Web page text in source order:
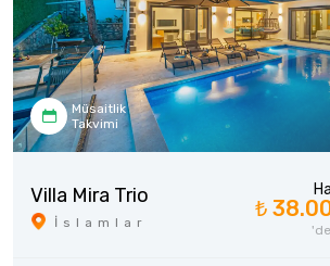
Müsaitlik
Takvimi
Villa Mira Trio
İslamlar
₺